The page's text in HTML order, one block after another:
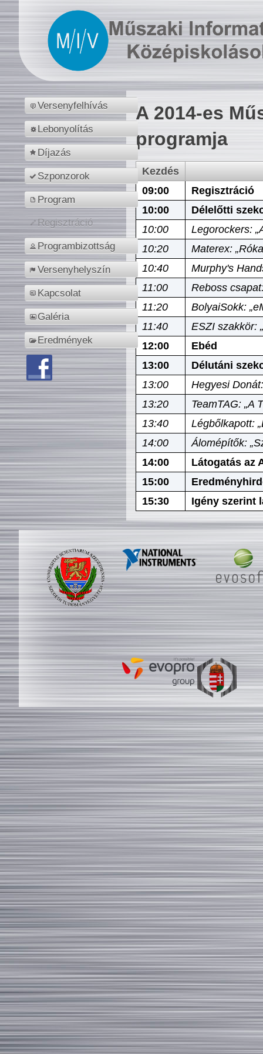
Versenyfelhívás
Lebonyolítás
Díjazás
Szponzorok
Program
Regisztráció
Programbizottság
Versenyhelyszín
Kapcsolat
Galéria
Eredmények
A 2014-es
programja
Kezdés
09:00
Regisztráció
10:00
Délelőtti
10:00
Legorockers:
10:20
Materex:
10:40
Murphy's
11:00
Reboss
11:20
BolyaiSokk:
11:40
ESZI szakkör:
12:00
Ebéd
13:00
Délutáni
13:00
Hegyesi
13:20
TeamTAG: „A
13:40
Légbőlkapott:
14:00
Álomépítők:
14:00
Látogatás az
15:00
15:30
Igény szerint